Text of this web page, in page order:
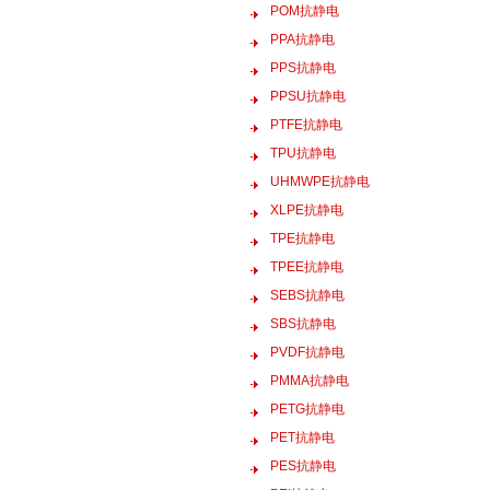
POM抗静电
PPA抗静电
PPS抗静电
PPSU抗静电
PTFE抗静电
TPU抗静电
UHMWPE抗静电
XLPE抗静电
TPE抗静电
TPEE抗静电
SEBS抗静电
SBS抗静电
PVDF抗静电
PMMA抗静电
PETG抗静电
PET抗静电
PES抗静电